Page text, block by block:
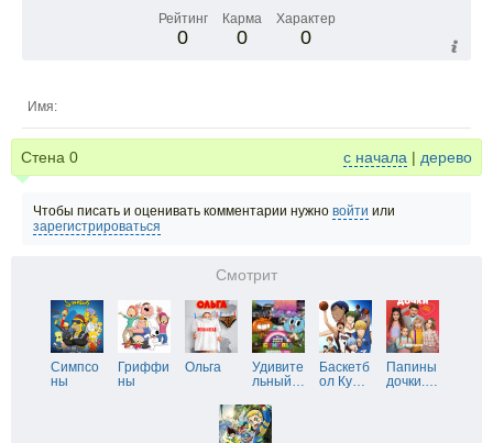
Рейтинг
0
Карма
0
Характер
0
Имя:
Стена 0 с начала | дерево
Чтобы писать и оценивать комментарии нужно войти или
зарегистрироваться
Смотрит
Симпсо
ны
Гриффи
ны
Ольга
Удивите
льный…
Баскетб
ол Ку…
Папины
дочки.…